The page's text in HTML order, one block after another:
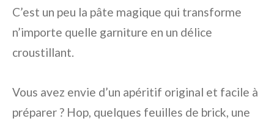
C’est un peu la pâte magique qui transforme
n’importe quelle garniture en un délice
croustillant.
Vous avez envie d’un apéritif original et facile à
préparer ? Hop, quelques feuilles de brick, une